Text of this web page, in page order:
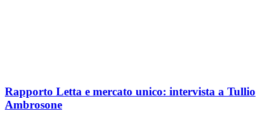
Rapporto Letta e mercato unico: intervista a Tullio
Ambrosone